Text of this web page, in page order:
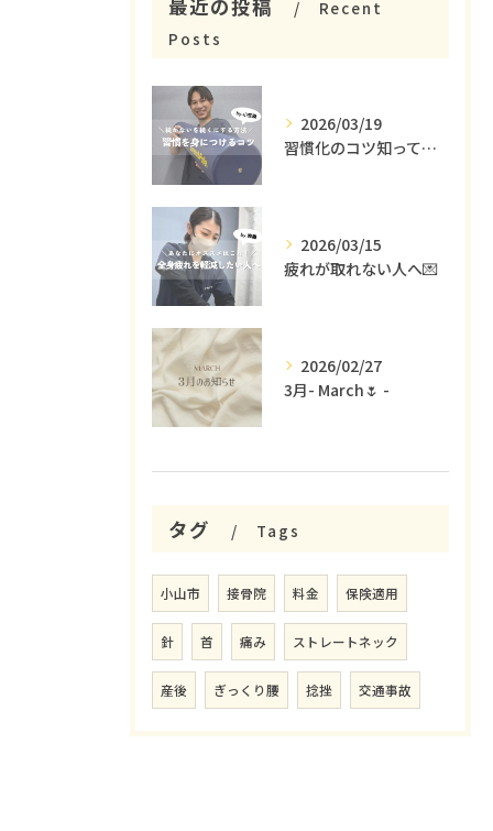
最近の投稿
Recent
Posts
2026/03/19
習慣化のコツ知ってる😳？
2026/03/15
疲れが取れない人へ💌
2026/02/27
3月- March🌷 -
タグ Tags
小山市 接骨院 料金 保険適用
針 首 痛み ストレートネック
産後 ぎっくり腰 捻挫 交通事故